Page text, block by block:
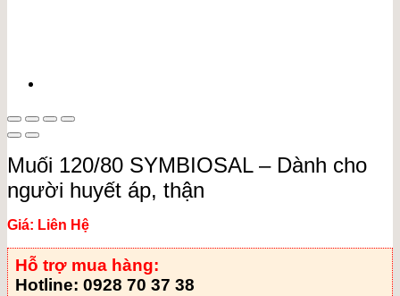
Muối 120/80 SYMBIOSAL – Dành cho
người huyết áp, thận
Giá: Liên Hệ
Hỗ trợ mua hàng:
Hotline: 0928 70 37 38